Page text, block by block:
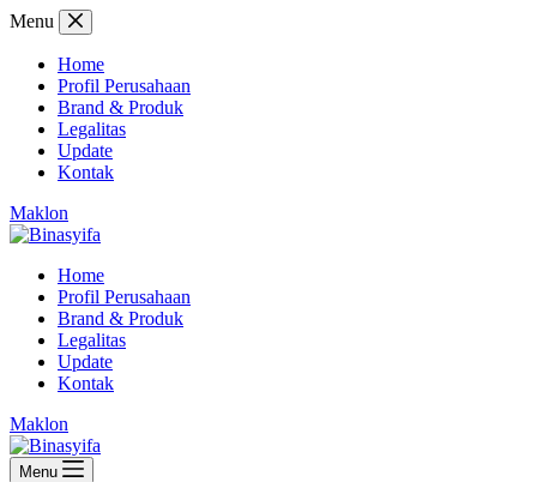
Skip
content
Menu
Home
Profil Perusahaan
Brand & Produk
Legalitas
Update
Kontak
Maklon
Home
Profil Perusahaan
Brand & Produk
Legalitas
Update
Kontak
Maklon
Menu